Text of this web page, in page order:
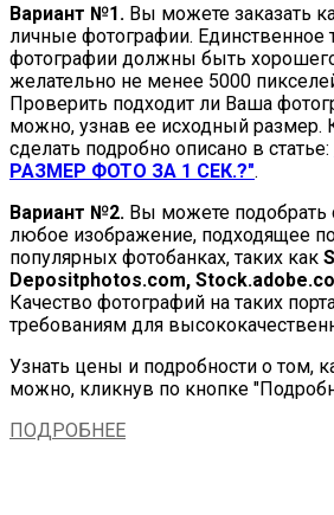
Вариант №1. Вы можете заказать
личные фотографии. Единственное
фотографии должны быть
желательно не менее 5000
Проверить подходит ли Ваша
можно, узнав ее исходный размер.
сделать подробно описано в статье:
РАЗМЕР ФОТО ЗА 1 СЕК.?".
Вариант №2. Вы можете подобрать
любое изображение, подходящее
популярных фотобанках, таких как
Depositphotos.com,
Качество фотографий на таких
требованиям для
Узнать цены и подробности о том,
можно, кликнув по кнопке
ПОДРОБНЕЕ